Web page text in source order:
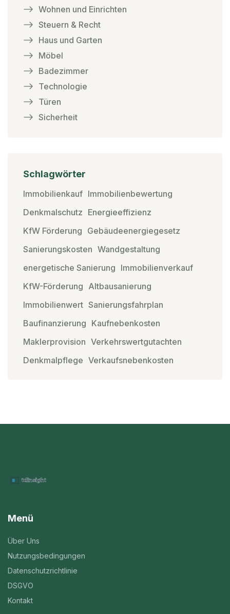
Wohnen und Einrichten
Steuern & Recht
Haus und Garten
Möbel
Badezimmer
Technologie
Türen
Sicherheit
Schlagwörter
Immobilienkauf Immobilienbewertung
Denkmalschutz Energieeffizienz
KfW Förderung Gebäudeenergiegesetz
Sanierungskosten Wandgestaltung
energetische Sanierung Immobilienverkauf
KfW-Förderung Altbausanierung
Immobilienwert Sanierungsfahrplan
Baufinanzierung Kaufnebenkosten
Maklerprovision Verkehrswertgutachten
Denkmalpflege Verkaufsnebenkosten
Menü
Über Uns
Nutzungsbedingungen
Datenschutzrichtlinie
DSGVO
Kontakt